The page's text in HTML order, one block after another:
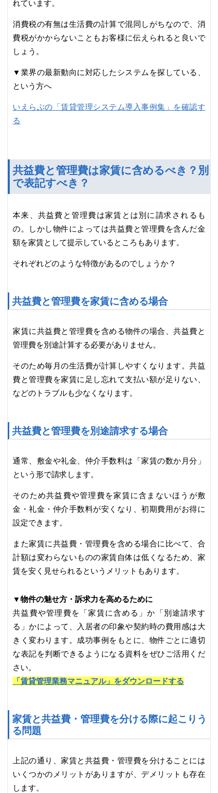
れています。
消費税の有無は生活費の計算で混同しがちなので、消
費税がかからないこともお客様に伝えられると良いで
しょう。
▼業界の最新動向に対応したシステムを探している、
という方へ
いえらぶの「賃貸管理システム導入事例集」を確認す
る
共益費と管理費は家賃に含めるべき？別
で表記すべき？
本来、共益費と管理費は家賃とは別に請求されるも
の。しかし物件によっては共益費と管理費を含んだ金
額を家賃として提示しているところもあります。
それぞれどのような特徴があるのでしょうか？
共益費と管理費を家賃に含める場合
家賃に共益費と管理費を含める物件の場合、共益費と
管理費を別途計算する必要がありません。
そのため毎月の生活費が計算しやすくなります。共益
費と管理費を家賃に足し忘れて支払い額が足りない、
などのトラブルも少なくなります。
共益費と管理費を別途請求する場合
通常、敷金や礼金、仲介手数料は「家賃の数か月分」
という形で請求します。
そのため共益費や管理費を家賃に含まないほうが敷
金・礼金・仲介手数料が安くなり、初期費用がお得に
設定できます。
また家賃に共益費・管理費を含める場合に比べて、合
計額は変わらないものの家賃自体は低くなるため、家
賃を安く見せられるというメリットもあります。
▼物件の魅せ方・訴求力を高めるために
共益費や管理費を「家賃に含める」か「別途請求す
る」かによって、入居者の印象や契約時の費用感は大
きく変わります。成功事例をもとに、物件ごとに適切
な表記を判断できるようになる資料をぜひご活用くだ
さい。
「賃貸管理業務マニュアル」をダウンロードする
家賃と共益費・管理費を分ける際に起こりう
る問題
上記の通り、家賃と共益費・管理費を分けることには
いくつかのメリットがありますが、デメリットも存在
します。